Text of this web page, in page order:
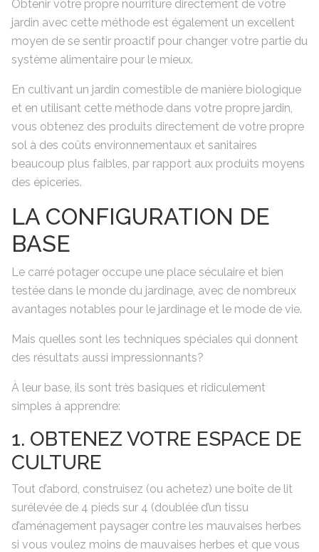
Obtenir votre propre nourriture directement de votre
jardin avec cette méthode est également un excellent
moyen de se sentir proactif pour changer votre partie du
système alimentaire pour le mieux.
En cultivant un jardin comestible de manière biologique
et en utilisant cette méthode dans votre propre jardin,
vous obtenez des produits directement de votre propre
sol à des coûts environnementaux et sanitaires
beaucoup plus faibles, par rapport aux produits moyens
des épiceries.
LA CONFIGURATION DE
BASE
Le carré potager occupe une place séculaire et bien
testée dans le monde du jardinage, avec de nombreux
avantages notables pour le jardinage et le mode de vie.
Mais quelles sont les techniques spéciales qui donnent
des résultats aussi impressionnants?
À leur base, ils sont très basiques et ridiculement
simples à apprendre:
1. OBTENEZ VOTRE ESPACE DE
CULTURE
Tout d’abord, construisez (ou achetez) une boîte de lit
surélevée de 4 pieds sur 4 (doublée d’un tissu
d’aménagement paysager contre les mauvaises herbes
si vous voulez moins de mauvaises herbes et que vous